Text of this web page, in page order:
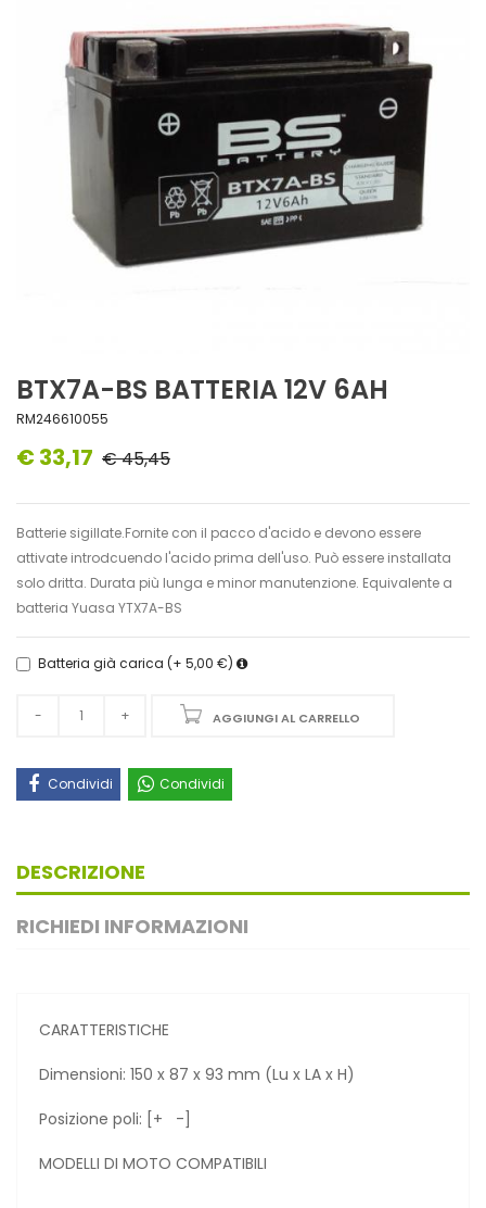
BTX7A-BS BATTERIA 12V 6AH
RM246610055
€ 33,17 € 45,45
Batterie sigillate.Fornite con il pacco d'acido e devono essere
attivate introdcuendo l'acido prima dell'uso. Può essere installata
solo dritta. Durata più lunga e minor manutenzione. Equivalente a
batteria Yuasa YTX7A-BS
Batteria già carica (+ 5,00 €)
AGGIUNGI AL CARRELLO
Condividi Condividi
DESCRIZIONE
RICHIEDI INFORMAZIONI
CARATTERISTICHE
Dimensioni: 150 x 87 x 93 mm (Lu x LA x H)
Posizione poli: [+ -]
MODELLI DI MOTO COMPATIBILI